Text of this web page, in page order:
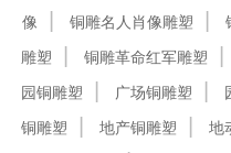
像
铜雕名人肖像雕塑
雕塑
铜雕革命红军雕塑
园铜雕塑
广场铜雕塑
铜雕塑
地产铜雕塑 地